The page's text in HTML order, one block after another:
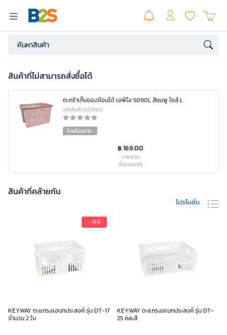
สินค้าที่ไม่สามารถสั่งซื้อได้
ตะกร้าเก็บของซ้อนได้ เอพีไอ 5090L สีชมพู ไซส์ L
รหัสสินค้า 0010651
ไม่พร้อมขาย
฿ 169.00
ราคารวม
(ไม่รวมภาษี)
สินค้าที่คล้ายกัน
โปรโมชั่น
- 13 %
KEYWAY ตะแกรงเอนกประสงค์ รุ่น DT-17
จำนวน 2 ใบ
KEYWAY ตะแกรงอเนกประสงค์ รุ่น DT-
25 คละสี